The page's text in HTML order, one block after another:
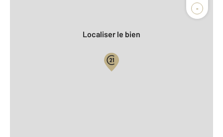
-
Biens vendus
Localiser le bien